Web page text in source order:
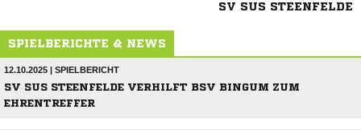
SV SUS STEENFELDE
SPIELBERICHTE & NEWS
12.10.2025 | SPIELBERICHT
SV SUS STEENFELDE VERHILFT BSV BINGUM ZUM
EHRENTREFFER